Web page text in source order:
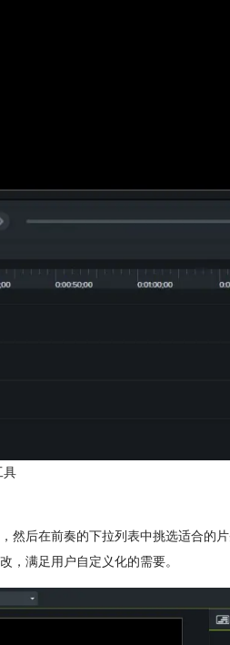
具
然后在前奏的下拉列表中挑选适合的
，满足用户自定义化的需要。